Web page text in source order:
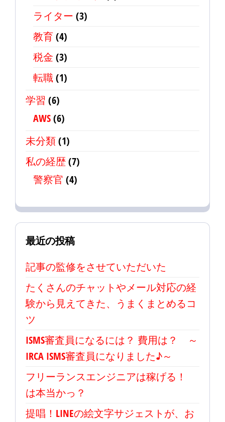
ライター (3)
教育(4)
税金 (3)
転職(1)
学習 (6)
AWS(6)
未分類(1)
私の経歴(7)
警察官 (4)
最近の投稿
記事の監修をさせていただいた
たくさんのチャットやメール対応の経
験から見えてきた、うまくまとめるコ
ツ
ISMS審査員になるには？ 費用は？ ～
IRCA ISMS審査員になりました♪～
フリーランスエンジニアは稼げる！
は本当かっ？
提唱！LINEの絵文字サジェストが、お